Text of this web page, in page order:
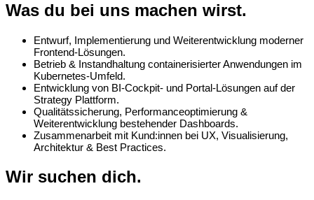
Was du bei uns machen wirst.
Entwurf, Implementierung und Weiterentwicklung moderner
Frontend-Lösungen.
Betrieb & Instandhaltung containerisierter Anwendungen im
Kubernetes-Umfeld.
Entwicklung von BI-Cockpit- und Portal-Lösungen auf der
Strategy Plattform.
Qualitätssicherung, Performanceoptimierung &
Weiterentwicklung bestehender Dashboards.
Zusammenarbeit mit Kund:innen bei UX, Visualisierung,
Architektur & Best Practices.
Wir suchen dich.